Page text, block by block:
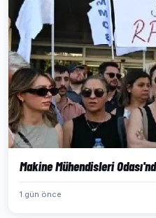
Makine Mühendisleri
1 gün önce